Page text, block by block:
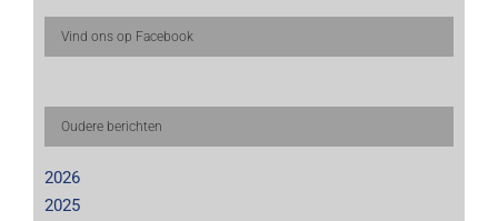
Vind ons op Facebook
Oudere berichten
2026
2025